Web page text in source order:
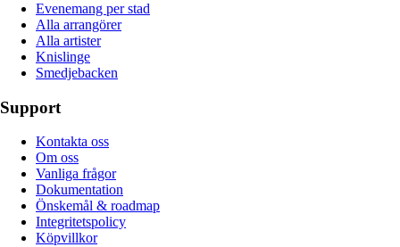
Evenemang per stad
Alla arrangörer
Alla artister
Knislinge
Smedjebacken
Support
Kontakta oss
Om oss
Vanliga frågor
Dokumentation
Önskemål & roadmap
Integritetspolicy
Köpvillkor